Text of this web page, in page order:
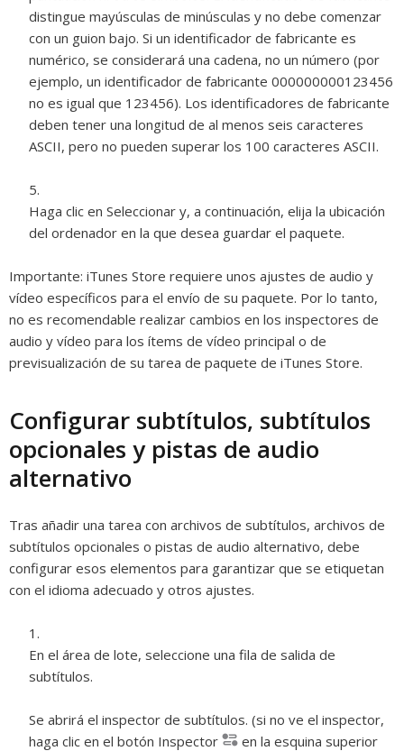
distingue mayúsculas de minúsculas y no debe comenzar
con un guion bajo. Si un identificador de fabricante es
numérico, se considerará una cadena, no un número (por
ejemplo, un identificador de fabricante 000000000123456
no es igual que 123456). Los identificadores de fabricante
deben tener una longitud de al menos seis caracteres
ASCII, pero no pueden superar los 100 caracteres ASCII.
Haga clic en Seleccionar y, a continuación, elija la ubicación
del ordenador en la que desea guardar el paquete.
Importante: iTunes Store requiere unos ajustes de audio y
vídeo específicos para el envío de su paquete. Por lo tanto,
no es recomendable realizar cambios en los inspectores de
audio y vídeo para los ítems de vídeo principal o de
previsualización de su tarea de paquete de iTunes Store.
Configurar subtítulos, subtítulos
opcionales y pistas de audio
alternativo
Tras añadir una tarea con archivos de subtítulos, archivos de
subtítulos opcionales o pistas de audio alternativo, debe
configurar esos elementos para garantizar que se etiquetan
con el idioma adecuado y otros ajustes.
En el área de lote, seleccione una fila de salida de
subtítulos.
Se abrirá el inspector de subtítulos. (si no ve el inspector,
haga clic en el botón Inspector
en la esquina superior